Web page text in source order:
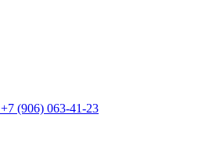
+7 (906) 063-41-23